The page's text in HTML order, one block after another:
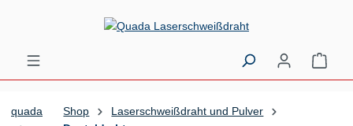
Zum Hauptinhalt springen
quada Shop
Laserschweißdraht und Pulver